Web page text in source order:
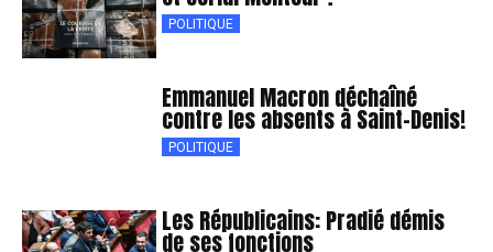
POLITIQUE
Emmanuel Macron déchaîné
contre les absents à Saint-Denis!
POLITIQUE
Les Républicains: Pradié démis
de ses fonctions